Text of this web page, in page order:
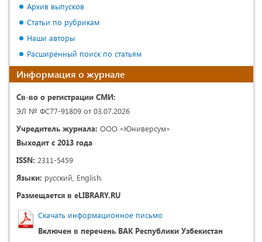
Архив выпусков
Статьи по рубрикам
Наши авторы
Расширенный поиск по статьям
Информация о журнале
Св-во о регистрации СМИ:
ЭЛ № ФС77-91809 от 03.07.2026
Учредитель журнала: ООО «Юниверсум»
Выходит с 2013 года
ISSN: 2311-5459
Языки: русский, English.
Размещается в eLIBRARY.RU
Скачать информационное письмо
Включен в перечень ВАК Республики Узбекистан